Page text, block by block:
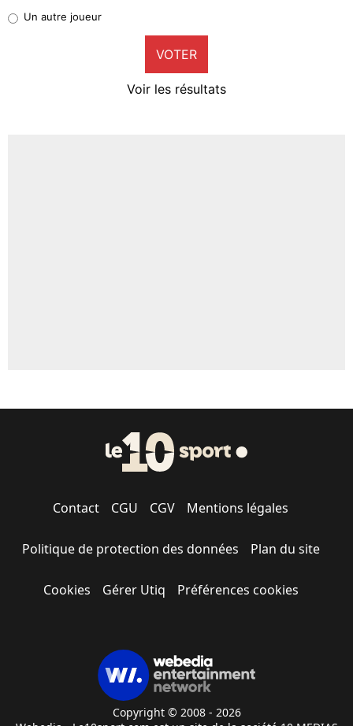
9%
Un autre joueur
VOTER
Voir les résultats
Contact CGU CGV Mentions légales
Politique de protection des données Plan du site
Cookies Gérer Utiq Préférences cookies
Copyright © 2008 - 2026